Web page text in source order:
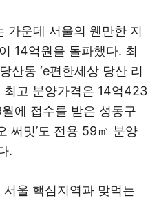
가운데 서울의 웬만한 지
14억원을 돌파했다. 최
산동 ‘e편한세상 당산 리
최고 분양가격은 14억423
에 접수를 받은 성동구
써밋’도 전용 59㎡ 분양
.
서울 핵심지역과 맞먹는